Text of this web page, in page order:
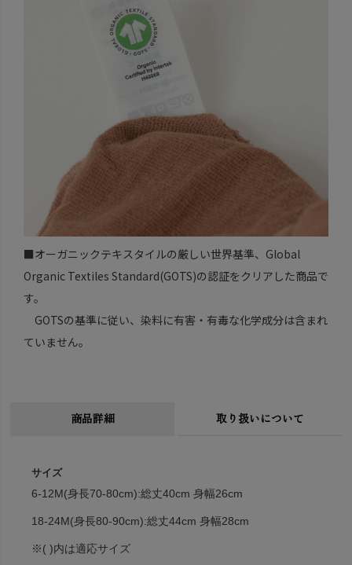
■オーガニックテキスタイルの厳しい世界基準、Global
Organic Textiles Standard(GOTS)の認証をクリアした商品で
す。
GOTSの基準に従い、染料に有害・有毒な化学成分は含まれ
ていません。
商品詳細 取り扱いについて
サイズ
6-12M(身長70-80cm):総丈40cm 身幅26cm
18-24M(身長80-90cm):総丈44cm 身幅28cm
※( )内は適応サイズ